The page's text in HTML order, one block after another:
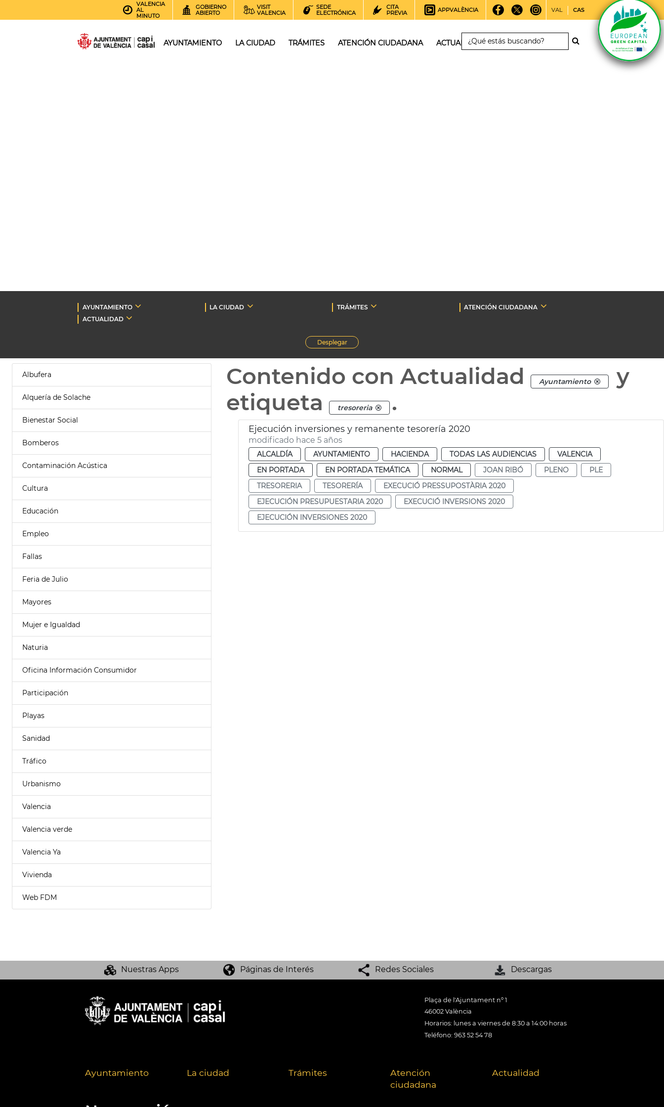
VALENCIA
AL
MINUTO
GOBIERNO
ABIERTO
VISIT
VALENCIA
SEDE
ELECTRÓNICA
CITA
PREVIA
APPVALÈNCIA VAL CAS
AYUNTAMIENTO LA CIUDAD TRÁMITES ATENCIÓN CIUDADANA ACTUALIDAD
AYUNTAMIENTO LA CIUDAD TRÁMITES
ATENCIÓN CIUDADANA
ACTUALIDAD
Desplegar
Albufera
Alquería de Solache
Bienestar Social
Bomberos
Contaminación Acústica
Cultura
Educación
Empleo
Fallas
Feria de Julio
Mayores
Mujer e Igualdad
Naturia
Oficina Información Consumidor
Participación
Playas
Sanidad
Tráfico
Urbanismo
Valencia
Valencia verde
Valencia Ya
Vivienda
Web FDM
Contenido con Actualidad Ayuntamiento
y
etiqueta
tresoreria .
Ejecución inversiones y remanente tesorería 2020
modificado hace 5 años
ALCALDÍA AYUNTAMIENTO HACIENDA TODAS LAS AUDIENCIAS
VALENCIA
EN PORTADA
EN PORTADA TEMÁTICA NORMAL JOAN RIBÓ PLENO
PLE
TRESORERIA
TESORERÍA
EXECUCIÓ PRESSUPOSTÀRIA 2020
EJECUCIÓN PRESUPUESTARIA 2020
EXECUCIÓ INVERSIONS 2020
EJECUCIÓN INVERSIONES 2020
Nuestras Apps Páginas de Interés Redes Sociales Descargas
Plaça de l'Ajuntament nº 1
46002 València
Horarios: lunes a viernes de 8:30 a 14:00 horas
Teléfono: 963 52 54 78
Ayuntamiento La ciudad Trámites
Atención
ciudadana
Actualidad